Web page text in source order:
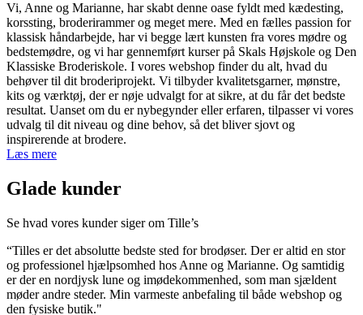
varianter.
Mulighederne
kan
vælges
på
varesiden
Vi, Anne og Marianne, har skabt denne oase fyldt med kædesting,
korssting, broderirammer og meget mere. Med en fælles passion for
klassisk håndarbejde, har vi begge lært kunsten fra vores mødre og
bedstemødre, og vi har gennemført kurser på Skals Højskole og Den
Klassiske Broderiskole. I vores webshop finder du alt, hvad du
behøver til dit broderiprojekt. Vi tilbyder kvalitetsgarner, mønstre,
kits og værktøj, der er nøje udvalgt for at sikre, at du får det bedste
resultat. Uanset om du er nybegynder eller erfaren, tilpasser vi vores
udvalg til dit niveau og dine behov, så det bliver sjovt og
inspirerende at brodere.
Læs mere
Glade kunder
Se hvad vores kunder siger om Tille’s
“Tilles er det absolutte bedste sted for brodøser. Der er altid en stor
og professionel hjælpsomhed hos Anne og Marianne. Og samtidig
er der en nordjysk lune og imødekommenhed, som man sjældent
møder andre steder. Min varmeste anbefaling til både webshop og
den fysiske butik."